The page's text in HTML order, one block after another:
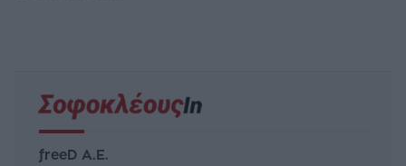
freeD Α.Ε.